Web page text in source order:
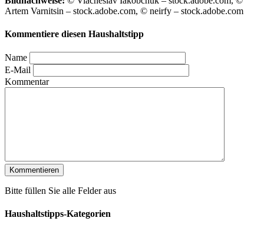
Artem Varnitsin – stock.adobe.com, © neirfy – stock.adobe.com
Kommentiere diesen Haushaltstipp
Name
E-Mail
Kommentar
Bitte füllen Sie alle Felder aus
Haushaltstipps-Kategorien